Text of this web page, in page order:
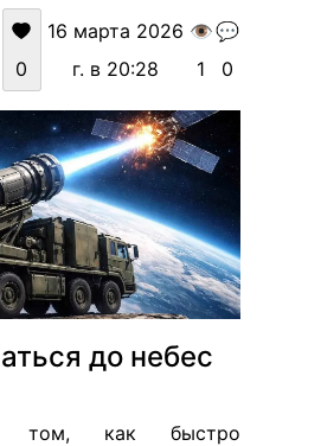
0
16 марта 2026
г. в 20:28
👁️
1
💬
0
до небес
том, как быстро